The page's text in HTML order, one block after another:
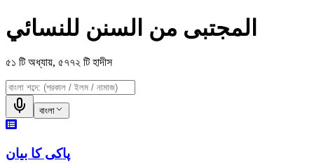
المجتبى من السنن للنسائي
৫১ টি অধ্যায়, ৫৭৭২ টি হাদীস
বাংলা
پاکی کا بیان